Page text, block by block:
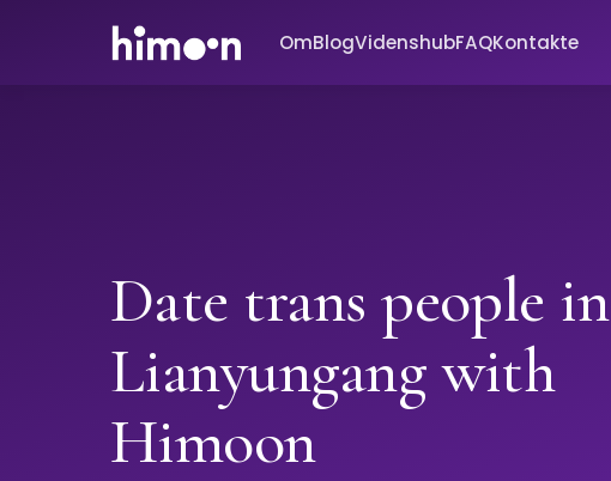
OmBlogVidenshubFAQKontakte
Date trans people in
Lianyungang with
Himoon